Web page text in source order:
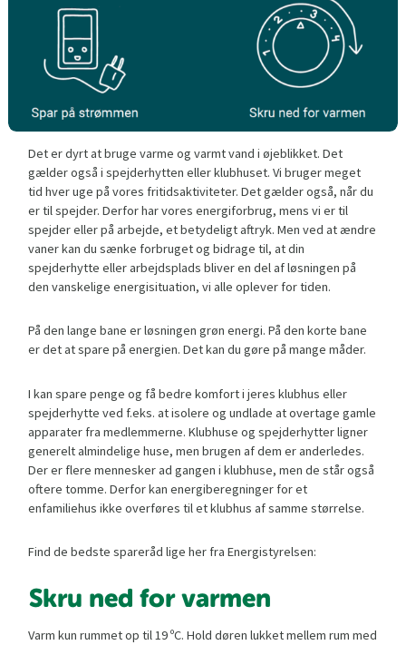
Det er dyrt at bruge varme og varmt vand i øjeblikket. Det
gælder også i spejderhytten eller klubhuset. Vi bruger meget
tid hver uge på vores fritidsaktiviteter. Det gælder også, når du
er til spejder. Derfor har vores energiforbrug, mens vi er til
spejder eller på arbejde, et betydeligt aftryk. Men ved at ændre
vaner kan du sænke forbruget og bidrage til, at din
spejderhytte eller arbejdsplads bliver en del af løsningen på
den vanskelige energisituation, vi alle oplever for tiden.
På den lange bane er løsningen grøn energi. På den korte bane
er det at spare på energien. Det kan du gøre på mange måder.
I kan spare penge og få bedre komfort i jeres klubhus eller
spejderhytte ved f.eks. at isolere og undlade at overtage gamle
apparater fra medlemmerne. Klubhuse og spejderhytter ligner
generelt almindelige huse, men brugen af dem er anderledes.
Der er flere mennesker ad gangen i klubhuse, men de står også
oftere tomme. Derfor kan energiberegninger for et
enfamiliehus ikke overføres til et klubhus af samme størrelse.
Find de bedste spareråd lige her fra Energistyrelsen:
Skru ned for varmen
Varm kun rummet op til 19 ºC. Hold døren lukket mellem rum med